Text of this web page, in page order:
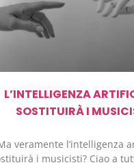
L’INTELLIGENZA
SOSTITUIRÀ I
veramente l’intelligenza
i musicisti? Ciao a